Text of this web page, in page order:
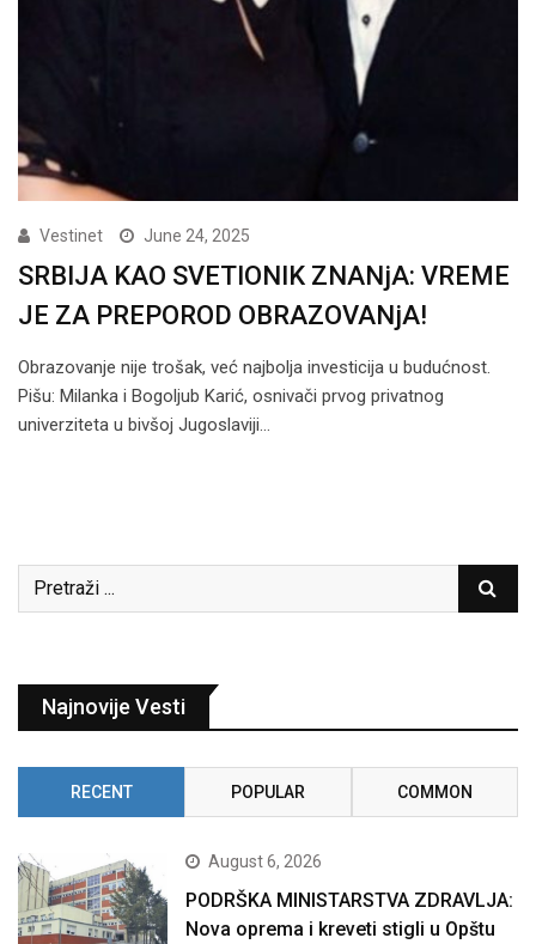
Vestinet June 24, 2025
SRBIJA KAO SVETIONIK ZNANjA: VREME
JE ZA PREPOROD OBRAZOVANjA!
Obrazovanje nije trošak, već najbolja investicija u budućnost.
Pišu: Milanka i Bogoljub Karić, osnivači prvog privatnog
univerziteta u bivšoj Jugoslaviji…
Najnovije Vesti
RECENT POPULAR COMMON
August 6, 2026
PODRŠKA MINISTARSTVA ZDRAVLJA:
Nova oprema i kreveti stigli u Opštu